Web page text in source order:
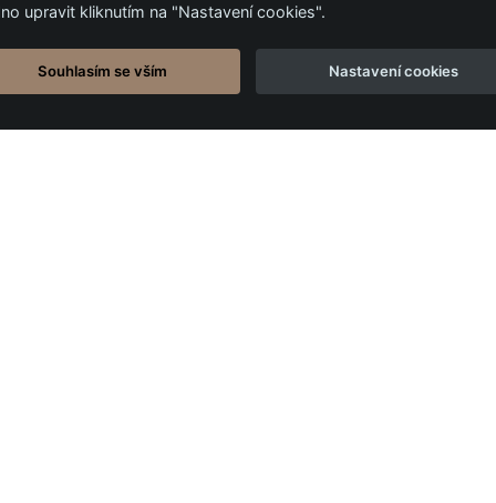
upravit kliknutím na "Nastavení cookies".
Souhlasím se vším Nastavení cookies